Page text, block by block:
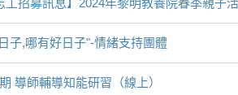
工招募訊息】2024年黎明教養院春季親子
子,哪有好日子"-情緒支持團體
導師輔導知能研習（線上）